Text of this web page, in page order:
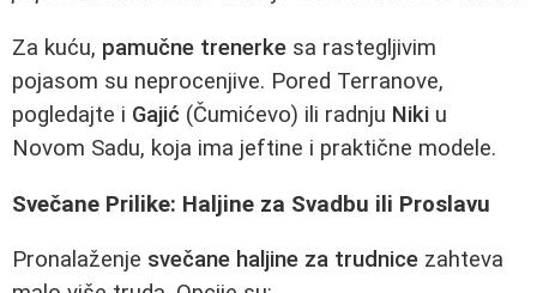
Za kuću, pamučne trenerke sa rastegljivim
pojasom su neprocenjive. Pored Terranove,
pogledajte i Gajić (Čumićevo) ili radnju Niki u
Novom Sadu, koja ima jeftine i praktične modele.
Svečane Prilike: Haljine za Svadbu ili Proslavu
Pronalaženje svečane haljine za trudnice zahteva